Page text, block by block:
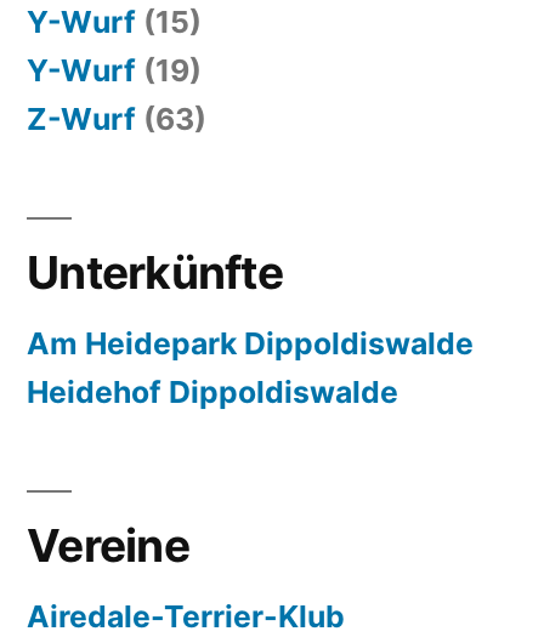
Y-Wurf (15)
Y-Wurf (19)
Z-Wurf (63)
Unterkünfte
Am Heidepark Dippoldiswalde
Heidehof Dippoldiswalde
Vereine
Airedale-Terrier-Klub